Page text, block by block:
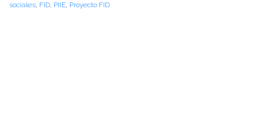
sociales, FID, PIIE, Proyecto FID